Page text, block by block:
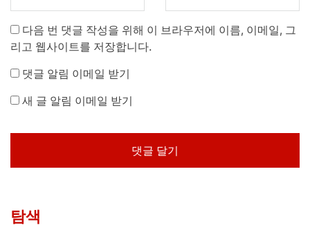
다음 번 댓글 작성을 위해 이 브라우저에 이름, 이메일, 그
리고 웹사이트를 저장합니다.
댓글 알림 이메일 받기
새 글 알림 이메일 받기
탐색